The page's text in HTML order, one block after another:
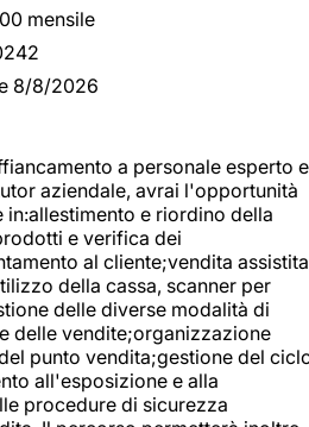
mensile
8/8/2026
a personale esperto e
aziendale, avrai l'opportunità
e riordino della
e verifica dei
al cliente;vendita assistita
della cassa, scanner per
delle diverse modalità di
delle vendite;organizzazione
punto vendita;gestione del
all'esposizione e alla
procedure di sicurezza